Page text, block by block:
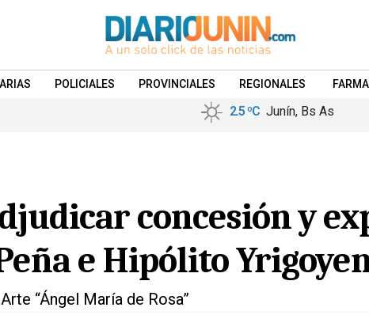
POLICIALES PROVINCIALES REGIONALES
2.5 ºC Junín, Bs As
concesión y
e Hipólito
“Ángel María de Rosa”